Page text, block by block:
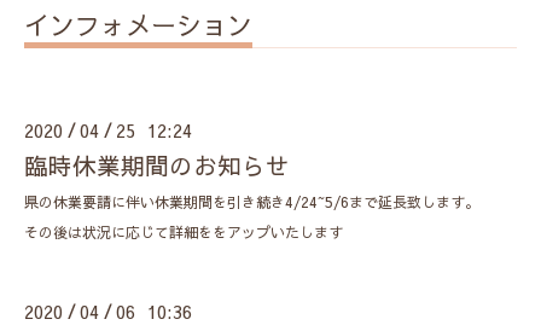
インフォメーション
2020 /04 / 25 12:24
臨時休業期間のお知らせ
県の休業要請に伴い休業期間を引き続き4/24~5/6まで延長致します。
その後は状況に応じて詳細ををアップいたします
2020 /04 /06 10:36